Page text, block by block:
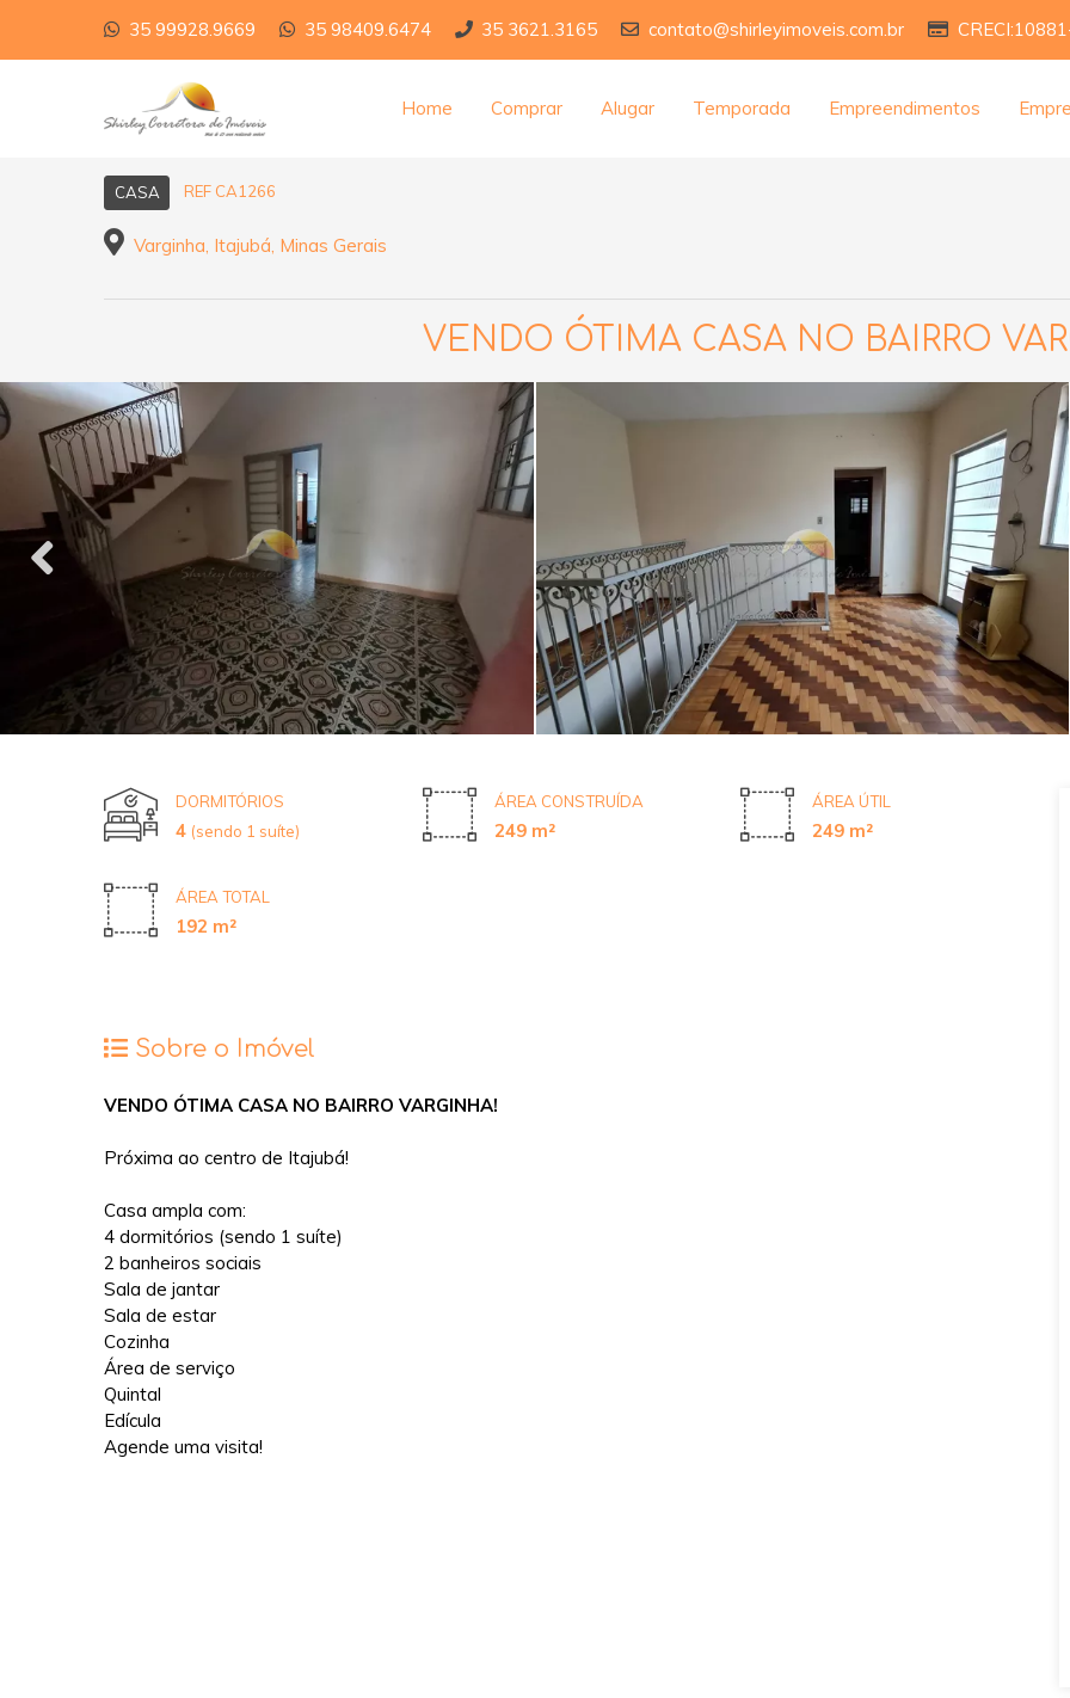
35 99928.9669 35 98409.6474 35 3621.3165 contato@shirleyimoveis.com.br
Home Comprar Alugar Temporada Empreendimentos
CASA REF CA1266
Varginha, Itajubá, Minas Gerais
VENDO ÓTIMA CASA NO BAIRRO
DORMITÓRIOS
4 (sendo 1 suíte)
ÁREA CONSTRUÍDA
249 m²
ÁREA ÚTIL
249 m²
ÁREA TOTAL
192 m²
Sobre o Imóvel
VENDO ÓTIMA CASA NO BAIRRO VARGINHA!
Próxima ao centro de Itajubá!
Casa ampla com:
4 dormitórios (sendo 1 suíte)
2 banheiros sociais
Sala de jantar
Sala de estar
Cozinha
Área de serviço
Quintal
Edícula
Agende uma visita!